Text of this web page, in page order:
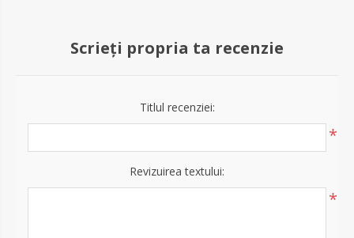
Scrieți propria ta recenzie
Titlul recenziei:
*
Revizuirea textului:
*